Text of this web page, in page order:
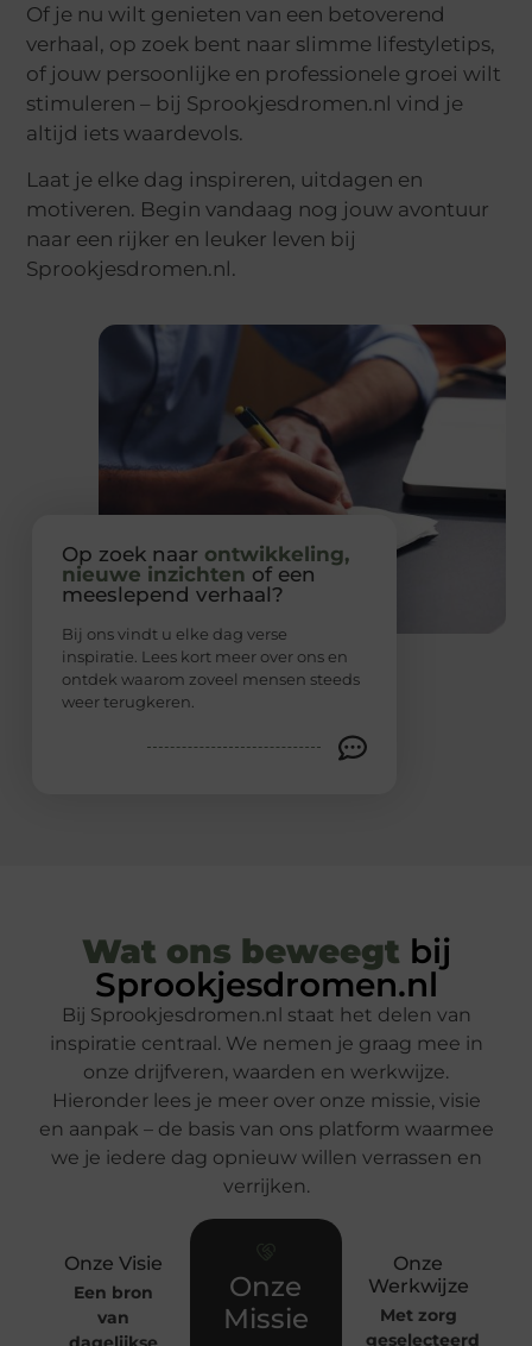
Of je nu wilt genieten van een betoverend
verhaal, op zoek bent naar slimme lifestyletips,
of jouw persoonlijke en professionele groei wilt
stimuleren – bij Sprookjesdromen.nl vind je
altijd iets waardevols.
Laat je elke dag inspireren, uitdagen en
motiveren. Begin vandaag nog jouw avontuur
naar een rijker en leuker leven bij
Sprookjesdromen.nl.
Op zoek naar ontwikkeling,
nieuwe inzichten of een
meeslepend verhaal?
Bij ons vindt u elke dag verse
inspiratie. Lees kort meer over ons en
ontdek waarom zoveel mensen steeds
weer terugkeren.
Wat ons beweegt bij
Sprookjesdromen.nl
Bij Sprookjesdromen.nl staat het delen van
inspiratie centraal. We nemen je graag mee in
onze drijfveren, waarden en werkwijze.
Hieronder lees je meer over onze missie, visie
en aanpak – de basis van ons platform waarmee
we je iedere dag opnieuw willen verrassen en
verrijken.
Onze Visie
Een bron
van
Onze
Missie
Onze
Werkwijze
Met zorg
geselecteerd